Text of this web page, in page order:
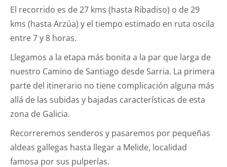
El recorrido es de 27 kms (hasta Ribadiso) o de 29
kms (hasta Arzúa) y el tiempo estimado en ruta oscila
entre 7 y 8 horas.
Llegamos a la etapa más bonita a la par que larga de
nuestro Camino de Santiago desde Sarria. La primera
parte del itinerario no tiene complicación alguna más
allá de las subidas y bajadas características de esta
zona de Galicia.
Recorreremos senderos y pasaremos por pequeñas
aldeas gallegas hasta llegar a Melide, localidad
famosa por sus pulperías.